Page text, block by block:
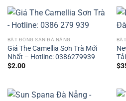
BẤT ĐỘNG SẢN ĐÀ NẴNG
Giá The Camellia Sơn Trà Mới
Nhất – Hotline: 0386279939
$2.00
$